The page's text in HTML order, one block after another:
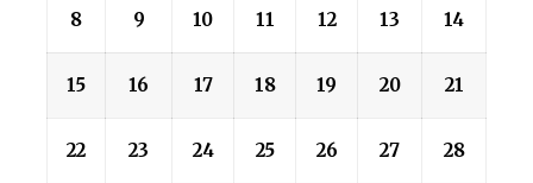
8 9 10 11 12 13 14
15 16 17 18 19 20 21
22 23 24 25 26 27 28